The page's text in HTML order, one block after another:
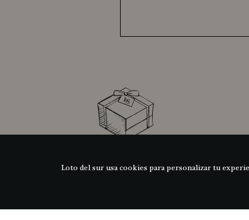
Loto del sur usa cookies para personalizar tu